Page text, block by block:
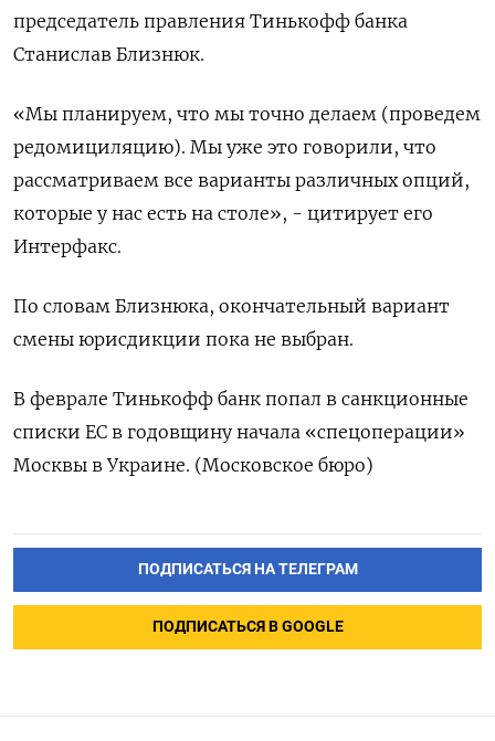
председатель правления Тинькофф банка
Станислав Близнюк.
«Мы планируем, что мы точно делаем (проведем
редомициляцию). Мы уже это говорили, что
рассматриваем все варианты различных опций,
которые у нас есть на столе», - цитирует его
Интерфакс.
По словам Близнюка, окончательный вариант
смены юрисдикции пока не выбран.
В феврале Тинькофф банк попал в санкционные
списки ЕС в годовщину начала «спецоперации»
Москвы в Украине. (Московское бюро)
ПОДПИСАТЬСЯ НА ТЕЛЕГРАМ
ПОДПИСАТЬСЯ В GOOGLE